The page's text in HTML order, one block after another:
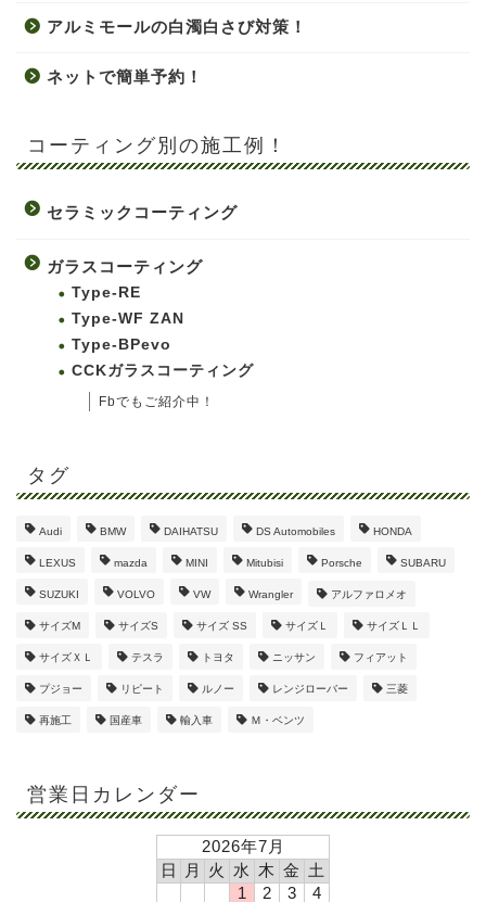
アルミモールの白濁白さび対策！
ネットで簡単予約！
コーティング別の施工例！
セラミックコーティング
ガラスコーティング
Type-RE
Type-WF ZAN
Type-BPevo
CCKガラスコーティング
Fbでもご紹介中！
タグ
Audi BMW DAIHATSU DS Automobiles HONDA
LEXUS mazda MINI Mitubisi Porsche SUBARU
SUZUKI VOLVO VW Wrangler アルファロメオ
サイズM サイズS サイズ SS サイズＬ サイズＬＬ
サイズＸＬ テスラ トヨタ ニッサン フィアット
プジョー リピート ルノー レンジローバー 三菱
再施工 国産車 輸入車 Ｍ・ベンツ
営業日カレンダー
2026年7月
日
月 火 水 木 金 土
1
2 3 4